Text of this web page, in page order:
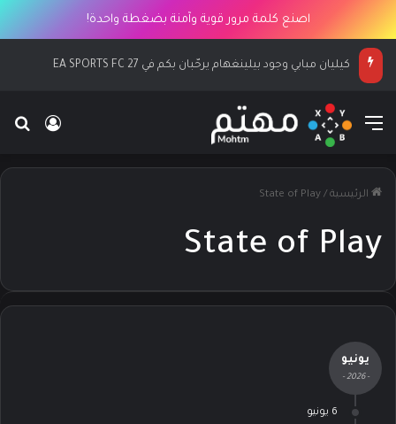
اصنع كلمة مرور قوية وآمنة بضغطة واحدة!
كيليان مبابي وجود بيلينغهام يرحّبان بكم في EA SPORTS FC 27
القائمة
الرئيسية /
State of Play
State of Play
يونيو
- 2026 -
6 يونيو